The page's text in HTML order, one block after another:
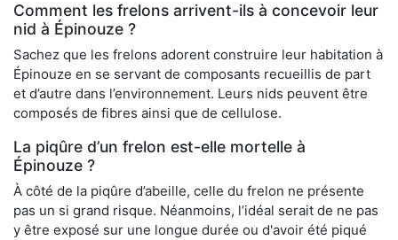
Comment les frelons arrivent-ils à concevoir leur
nid à Épinouze ?
Sachez que les frelons adorent construire leur habitation à
Épinouze en se servant de composants recueillis de part
et d’autre dans l’environnement. Leurs nids peuvent être
composés de fibres ainsi que de cellulose.
La piqûre d’un frelon est-elle mortelle à
Épinouze ?
À côté de la piqûre d’abeille, celle du frelon ne présente
pas un si grand risque. Néanmoins, l’idéal serait de ne pas
y être exposé sur une longue durée ou d'avoir été piqué